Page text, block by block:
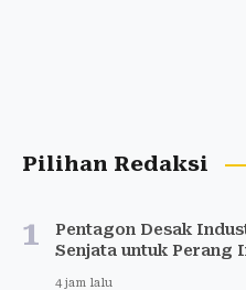
Pilihan Redaksi
1
Pentagon Desak
Senjata untuk Perang
4 jam lalu